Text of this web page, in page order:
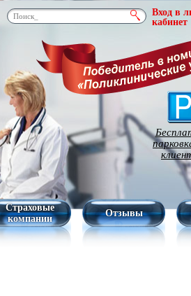
Вход в
кабинет
Страховые
компании
Отзывы